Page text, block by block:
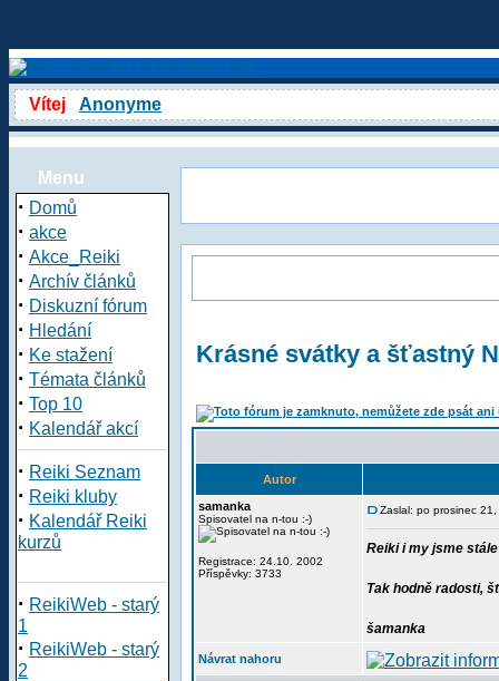
Vítej Anonyme
Menu
· Domů
· akce
· Akce_Reiki
· Archív článků
· Diskuzní fórum
· Hledání
· Ke stažení
· Témata článků
· Top 10
· Kalendář akcí
· Reiki Seznam
· Reiki kluby
· Kalendář Reiki
kurzů
· ReikiWeb - starý
1
· ReikiWeb - starý
2
Krásné svátky a šťastný
Autor
samanka
Spisovatel na n-tou :-)
Registrace: 24.10. 2002
Příspěvky: 3733
Zaslal: po prosinec
Reiki i my jsme
Tak hodně radosti,
šamanka
Návrat nahoru